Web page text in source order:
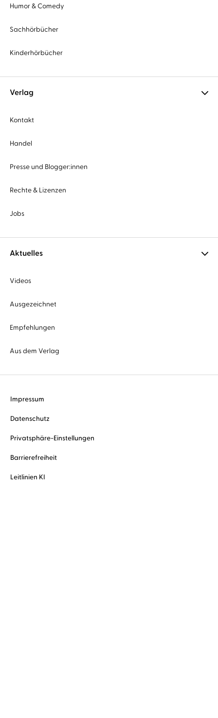
Humor & Comedy
Sachhörbücher
Kinderhörbücher
Verlag
Kontakt
Handel
Presse und Blogger:innen
Rechte & Lizenzen
Jobs
Aktuelles
Videos
Ausgezeichnet
Empfehlungen
Aus dem Verlag
Impressum
Datenschutz
Privatsphäre-Einstellungen
Barrierefreiheit
Leitlinien KI